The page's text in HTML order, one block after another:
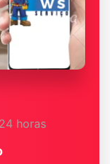
horas